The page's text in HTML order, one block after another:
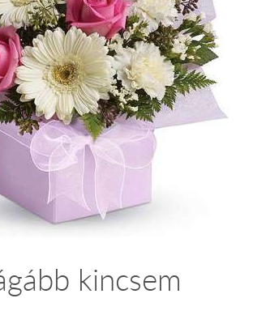
kincsem